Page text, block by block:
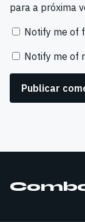
para a próxima
Notify me of
Notify me of